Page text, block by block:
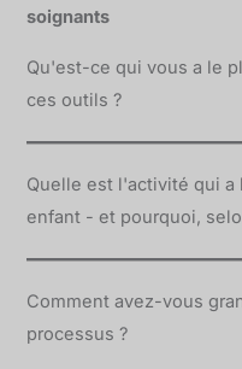
soignants
Qu'est-ce qui vous a le
ces outils ?
Quelle est l'activité qui
enfant - et pourquoi,
Comment avez-vous
processus ?